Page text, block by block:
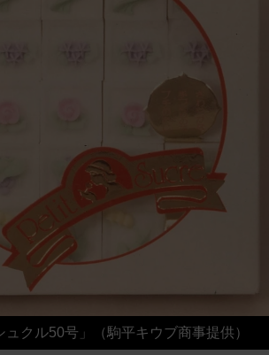
クル50号」（駒平キウブ商事提供）